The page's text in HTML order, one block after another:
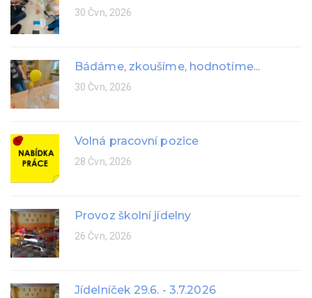
30 Čvn, 2026
Bádáme, zkoušíme, hodnotíme...
30 Čvn, 2026
Volná pracovní pozice
28 Čvn, 2026
Provoz školní jídelny
26 Čvn, 2026
Jídelníček 29.6. - 3.7.2026